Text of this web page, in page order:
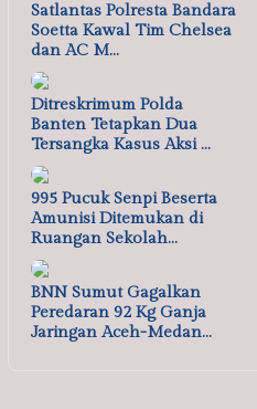
Satlantas Polresta Bandara
Soetta Kawal Tim Chelsea
dan AC M…
Ditreskrimum Polda
Banten Tetapkan Dua
Tersangka Kasus Aksi …
995 Pucuk Senpi Beserta
Amunisi Ditemukan di
Ruangan Sekolah…
BNN Sumut Gagalkan
Peredaran 92 Kg Ganja
Jaringan Aceh-Medan…